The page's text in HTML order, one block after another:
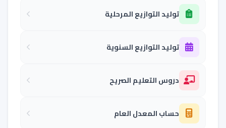
توليد التوازيع المرحلية
توليد التوازيع السنوية
دروس التعليم الصريح
حساب المعدل العام